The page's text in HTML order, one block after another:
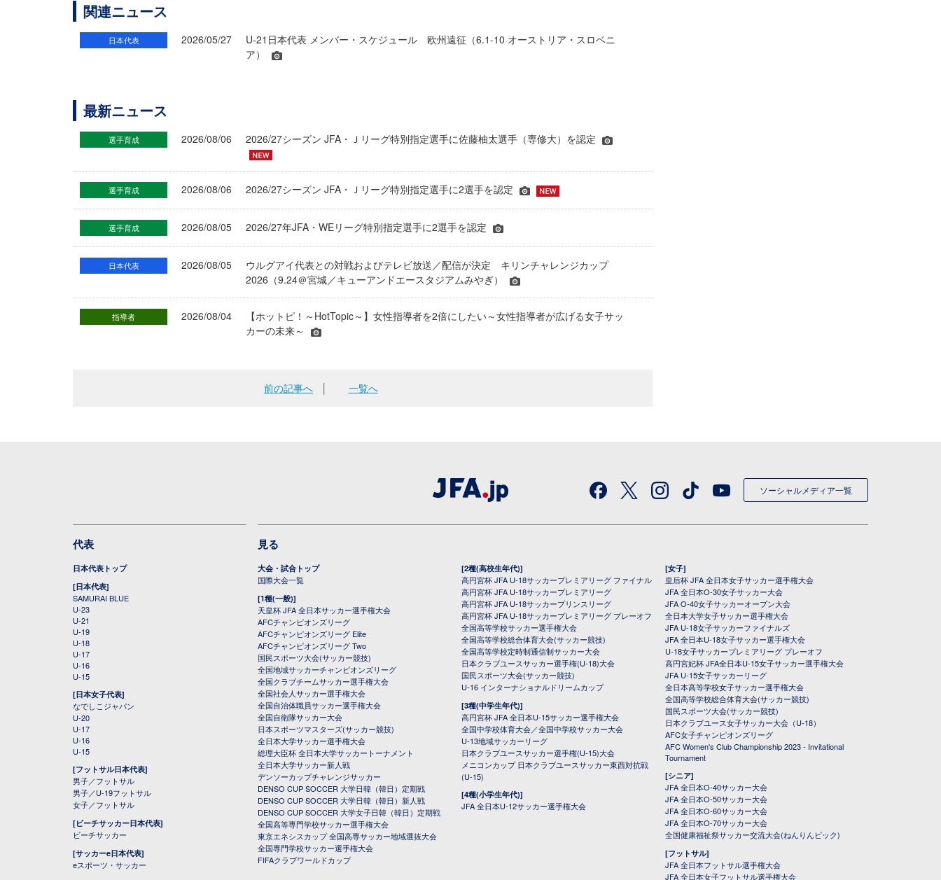
関連ニュース
日本代表 2026/05/27
U-21日本代表 メンバー・スケジュール 欧州遠征（6.1-10 オーストリア・スロベニ
ア）
最新ニュース
選手育成 2026/08/06 2026/27シーズン JFA・Ｊリーグ特別指定選手に佐藤柚太選手（専修大）を認定
選手育成 2026/08/06 2026/27シーズン JFA・Ｊリーグ特別指定選手に2選手を認定
選手育成 2026/08/05 2026/27年JFA・WEリーグ特別指定選手に2選手を認定
日本代表 2026/08/05
ウルグアイ代表との対戦およびテレビ放送／配信が決定 キリンチャレンジカップ
2026（9.24＠宮城／キューアンドエースタジアムみやぎ）
指導者 2026/08/04
【ホットピ！～HotTopic～】女性指導者を2倍にしたい～女性指導者が広げる女子サッ
カーの未来～
前の記事へ 一覧へ
ソーシャルメディア一覧
代表
日本代表トップ
[日本代表]
SAMURAI BLUE
U-23
U-21
U-19
U-18
U-17
U-16
U-15
[日本女子代表]
なでしこジャパン
U-20
U-17
U-16
U-15
[フットサル日本代表]
男子／フットサル
男子／U-19フットサル
女子／フットサル
[ビーチサッカー日本代表]
ビーチサッカー
[サッカーe日本代表]
eスポーツ・サッカー
見る
大会・試合トップ
国際大会一覧
[1種(一般)]
天皇杯 JFA 全日本サッカー選手権大会
AFCチャンピオンズリーグ
AFCチャンピオンズリーグ Elite
AFCチャンピオンズリーグ Two
国民スポーツ大会(サッカー競技)
全国地域サッカーチャンピオンズリーグ
全国クラブチームサッカー選手権大会
全国社会人サッカー選手権大会
全国自治体職員サッカー選手権大会
全国自衛隊サッカー大会
日本スポーツマスターズ(サッカー競技)
全日本大学サッカー選手権大会
総理大臣杯 全日本大学サッカートーナメント
全日本大学サッカー新人戦
デンソーカップチャレンジサッカー
DENSO CUP SOCCER 大学日韓（韓日）定期戦
DENSO CUP SOCCER 大学日韓（韓日）新人戦
DENSO CUP SOCCER 大学女子日韓（韓日）定期戦
全国高等専門学校サッカー選手権大会
東京エネシスカップ 全国高専サッカー地域選抜大会
全国専門学校サッカー選手権大会
FIFAクラブワールドカップ
[2種(高校生年代)]
高円宮杯 JFA U-18サッカープレミアリーグ ファイナル
高円宮杯 JFA U-18サッカープレミアリーグ
高円宮杯 JFA U-18サッカープリンスリーグ
高円宮杯 JFA U-18サッカープレミアリーグ プレーオフ
全国高等学校サッカー選手権大会
全国高等学校総合体育大会(サッカー競技)
全国高等学校定時制通信制サッカー大会
日本クラブユースサッカー選手権(U-18)大会
国民スポーツ大会(サッカー競技)
U-16 インターナショナルドリームカップ
[3種(中学生年代)]
高円宮杯 JFA 全日本U-15サッカー選手権大会
全国中学校体育大会／全国中学校サッカー大会
U-13地域サッカーリーグ
日本クラブユースサッカー選手権(U-15)大会
メニコンカップ 日本クラブユースサッカー東西対抗戦
(U-15)
[4種(小学生年代)]
JFA 全日本U-12サッカー選手権大会
[女子]
皇后杯 JFA 全日本女子サッカー選手権大会
JFA 全日本O-30女子サッカー大会
JFA O-40女子サッカーオープン大会
全日本大学女子サッカー選手権大会
JFA U-18女子サッカーファイナルズ
JFA 全日本U-18女子サッカー選手権大会
U-18女子サッカープレミアリーグ プレーオフ
高円宮妃杯 JFA全日本U-15女子サッカー選手権大会
JFA U-15女子サッカーリーグ
全日本高等学校女子サッカー選手権大会
全国高等学校総合体育大会(サッカー競技)
国民スポーツ大会(サッカー競技)
日本クラブユース女子サッカー大会（U-18）
AFC女子チャンピオンズリーグ
AFC Women's Club Championship 2023 - Invitational
Tournament
[シニア]
JFA 全日本O-40サッカー大会
JFA 全日本O-50サッカー大会
JFA 全日本O-60サッカー大会
JFA 全日本O-70サッカー大会
全国健康福祉祭サッカー交流大会(ねんりんピック)
[フットサル]
JFA 全日本フットサル選手権大会
JFA 全日本女子フットサル選手権大会